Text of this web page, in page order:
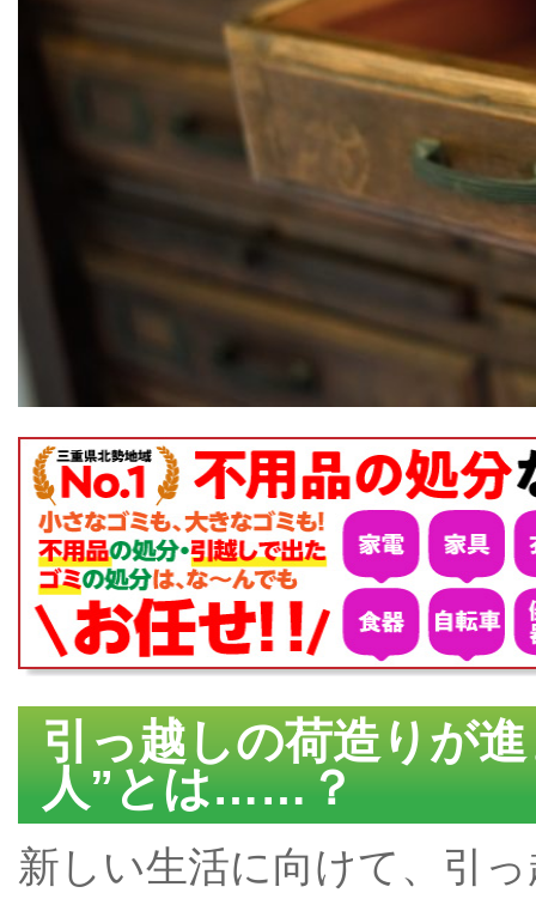
引っ越しの荷造りが
人”とは……？
新しい生活に向けて、引